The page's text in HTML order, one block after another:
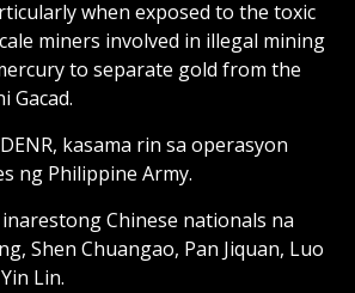
when exposed to the toxic
miners involved in illegal mining
to separate gold from the
Gacad.
kasama rin sa operasyon
ng Philippine Army.
Chinese nationals na
Shen Chuangao, Pan Jiquan, Luo
Lin.